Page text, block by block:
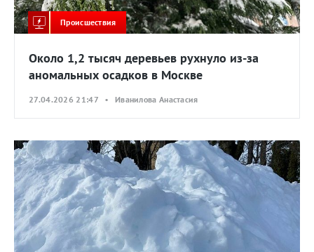
Происшествия
Около 1,2 тысяч деревьев рухнуло из-за
аномальных осадков в Москве
27.04.2026 21:47 • Иванилова Анастасия